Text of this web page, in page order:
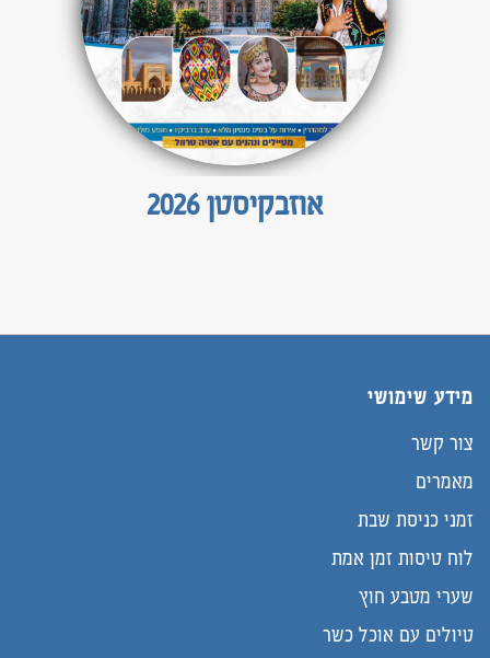
אוזבקיסטן 2026
מידע שימושי
צור קשר
מאמרים
זמני כניסת שבת
לוח טיסות זמן אמת
שערי מטבע חוץ
טיולים עם אוכל כשר